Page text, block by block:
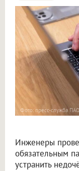
Фото: пресс-служба
Инженеры
обязательным
устранить